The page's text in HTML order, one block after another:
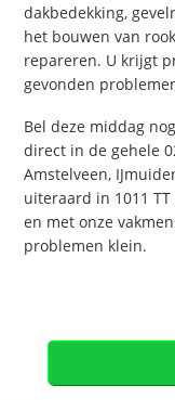
dakbedekking,
het bouwen van
repareren. U krijgt
gevonden
Bel deze middag
direct in de gehele
Amstelveen,
uiteraard in 1011
en met onze
problemen klein.